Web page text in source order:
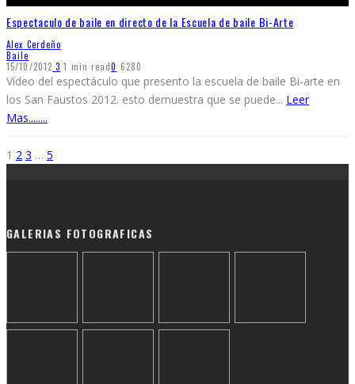
Espectaculo de baile en directo de la Escuela de baile Bi-Arte
Alex Cerdeño
Baile
15/10/2012 3 1 min read0 6280
Vídeo del espectáculo que presento la escuela de baile Bi-arte en
los San Faustos 2012. esto demuestra que se puede... Leer
Mas........
1 2 3 … 5
GALERIAS FOTOGRAFICAS